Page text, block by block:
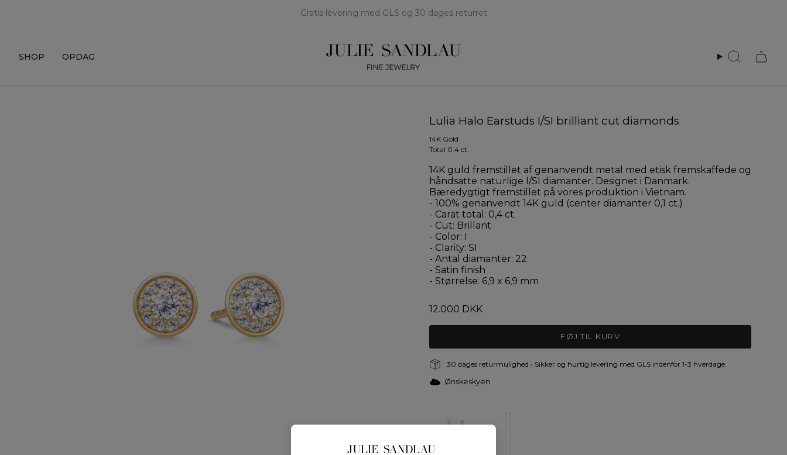
Gratis levering med GLS og 30 dages returret
SHOP OPDAG Search
Lulia Halo Earstuds I/SI brilliant cut diamonds
14K Gold
Total 0.4 ct.
14K guld fremstillet af genanvendt metal med etisk fremskaffede og
håndsatte naturlige I/SI diamanter. Designet i Danmark.
Bæredygtigt fremstillet på vores produktion i Vietnam.
- 100% genanvendt 14K guld (center diamanter 0,1 ct.)
- Carat total: 0,4 ct.
- Cut: Brillant
- Color: I
- Clarity: SI
- Antal diamanter: 22
- Satin finish
- Størrelse: 6,9 x 6,9 mm
12.000 DKK
FØJ TIL KURV
30 dages returmulighed • Sikker og hurtig levering med GLS indenfor 1-3 hverdage
Ønskeskyen